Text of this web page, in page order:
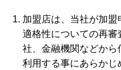
加盟店は、当社が加
適格性についての再審
社、金融機関などから
利用する事にあらかじ